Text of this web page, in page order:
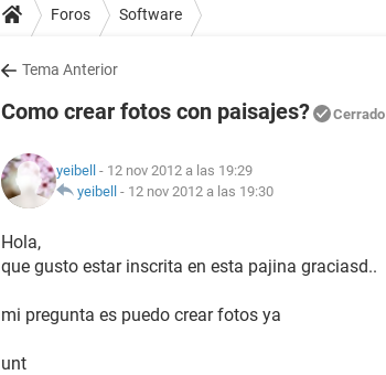
Foros Software
Tema Anterior
Como crear fotos con paisajes? Cerrado
yeibell - 12 nov 2012 a las 19:29
yeibell - 12 nov 2012 a las 19:30
Hola,
que gusto estar inscrita en esta pajina graciasd..
mi pregunta es puedo crear fotos ya
unt